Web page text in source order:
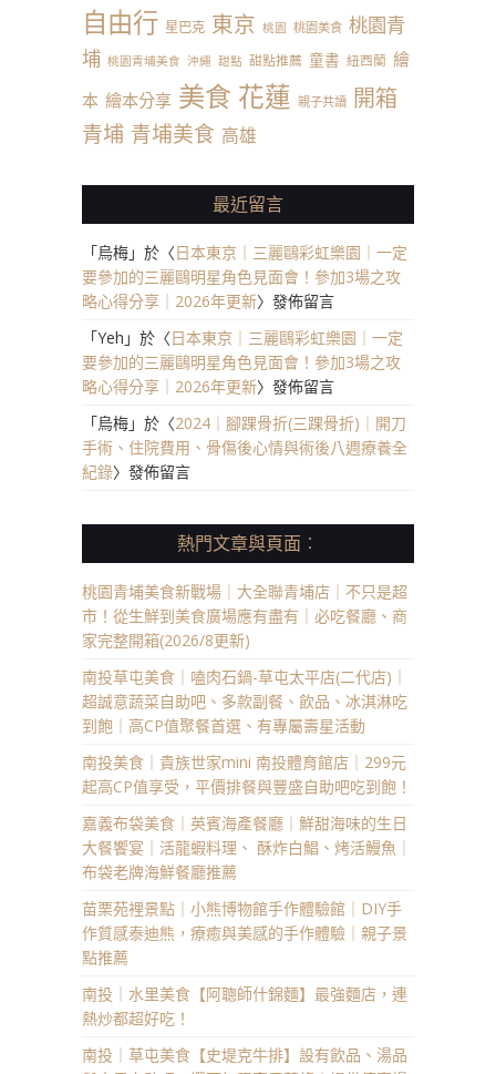
自由行 星巴克 東京 桃園 桃園美食 桃園青
埔 桃園青埔美食 沖繩 甜點 甜點推薦 童書 紐西蘭 繪
本 繪本分享 美食 花蓮 親子共讀 開箱
青埔 青埔美食 高雄
最近留言
「烏梅」於〈日本東京｜三麗鷗彩虹樂園｜一定
要參加的三麗鷗明星角色見面會！參加3場之攻
略心得分享｜2026年更新〉發佈留言
「Yeh 」於〈日本東京｜三麗鷗彩虹樂園｜一定
要參加的三麗鷗明星角色見面會！參加3場之攻
略心得分享｜2026年更新〉發佈留言
「烏梅」於〈2024｜腳踝骨折(三踝骨折)｜開刀
手術、住院費用、骨傷後心情與術後八週療養全
紀錄〉發佈留言
熱門文章與頁面︰
桃園青埔美食新戰場｜大全聯青埔店｜不只是超
市！從生鮮到美食廣場應有盡有｜必吃餐廳、商
家完整開箱(2026/8更新)
南投草屯美食｜嗑肉石鍋-草屯太平店(二代店)｜
超誠意蔬菜自助吧、多款副餐、飲品、冰淇淋吃
到飽｜高CP值聚餐首選、有專屬壽星活動
南投美食｜貴族世家mini 南投體育館店｜299元
起高CP值享受，平價排餐與豐盛自助吧吃到飽！
嘉義布袋美食｜英賓海產餐廳｜鮮甜海味的生日
大餐饗宴｜活龍蝦料理、 酥炸白鯧、烤活鰻魚｜
布袋老牌海鮮餐廳推薦
苗栗苑裡景點｜小熊博物館手作體驗館｜DIY手
作質感泰迪熊，療癒與美感的手作體驗｜親子景
點推薦
南投｜水里美食【阿聰師什錦麵】最強麵店，連
熱炒都超好吃！
南投｜草屯美食【史堤克牛排】設有飲品、湯品